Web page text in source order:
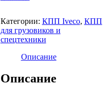
Категории: КПП Iveco, КПП
для грузовиков и
спецтехники
Описание
Описание